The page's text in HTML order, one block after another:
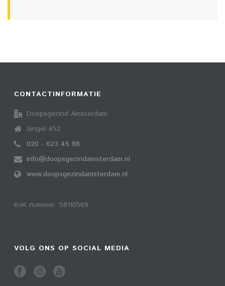
CONTACTINFORMATIE
Doopsgezind Amsterdam
Singel 452
020 - 623 45 88
info@doopsgezindamsterdam.nl
www.doopsgezindamsterdam.nl
KvK nummer: 58110569
VOLG ONS OP SOCIAL MEDIA